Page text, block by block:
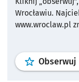
Wrocławiu.
www.wroclaw.pl
Obserwuj